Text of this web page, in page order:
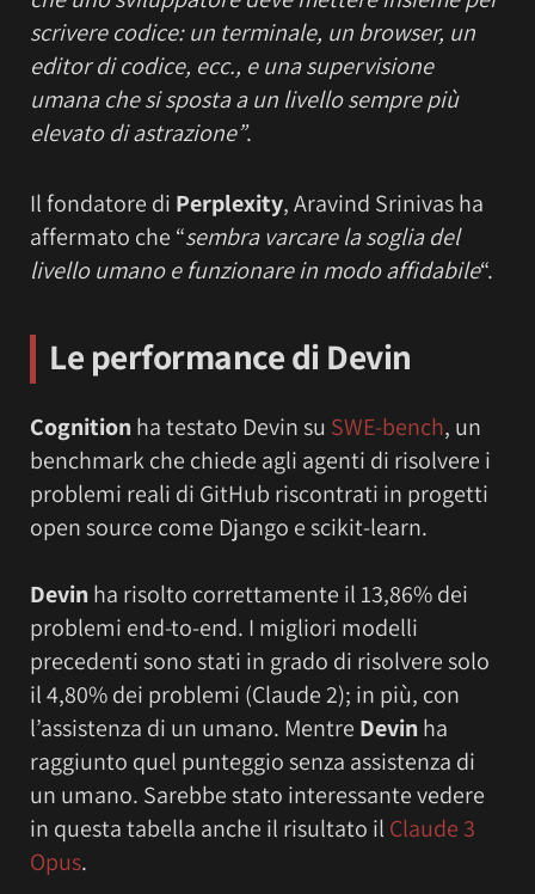
scrivere codice: un terminale, un browser, un
editor di codice, ecc., e una supervisione
umana che si sposta a un livello sempre più
elevato di astrazione”.
Il fondatore di Perplexity, Aravind Srinivas ha
affermato che “sembra varcare la soglia del
livello umano e funzionare in modo affidabile“.
Le performance di Devin
Cognitionha testato Devin su SWE-bench, un
benchmark che chiede agli agenti di risolvere i
problemi reali di GitHub riscontrati in progetti
open source come Django e scikit-learn.
Devinha risolto correttamente il 13,86% dei
problemi end-to-end. I migliori modelli
precedenti sono stati in grado di risolvere solo
il 4,80% dei problemi (Claude 2); in più, con
l’assistenza di un umano. Mentre Devinha
raggiunto quel punteggio senza assistenza di
un umano. Sarebbe stato interessante vedere
in questa tabella anche il risultato il Claude 3
Opus.